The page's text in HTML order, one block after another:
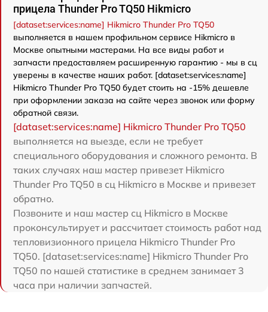
прицела Thunder Pro TQ50 Hikmicro
[dataset:services:name] Hikmicro Thunder Pro TQ50
выполняется в нашем профильном сервисе Hikmicro в
Москве опытными мастерами. На все виды работ и
запчасти предоставляем расширенную гарантию - мы в сц
уверены в качестве наших работ. [dataset:services:name]
Hikmicro Thunder Pro TQ50 будет стоить на -15% дешевле
при оформлении заказа на сайте через звонок или форму
обратной связи.
[dataset:services:name] Hikmicro Thunder Pro TQ50
выполняется на выезде, если не требует
специального оборудования и сложного ремонта. В
таких случаях наш мастер привезет Hikmicro
Thunder Pro TQ50 в сц Hikmicro в Москве и привезет
обратно.
Позвоните и наш мастер сц Hikmicro в Москве
проконсультирует и рассчитает стоимость работ над
тепловизионного прицела Hikmicro Thunder Pro
TQ50. [dataset:services:name] Hikmicro Thunder Pro
TQ50 по нашей статистике в среднем занимает 3
часа при наличии запчастей.